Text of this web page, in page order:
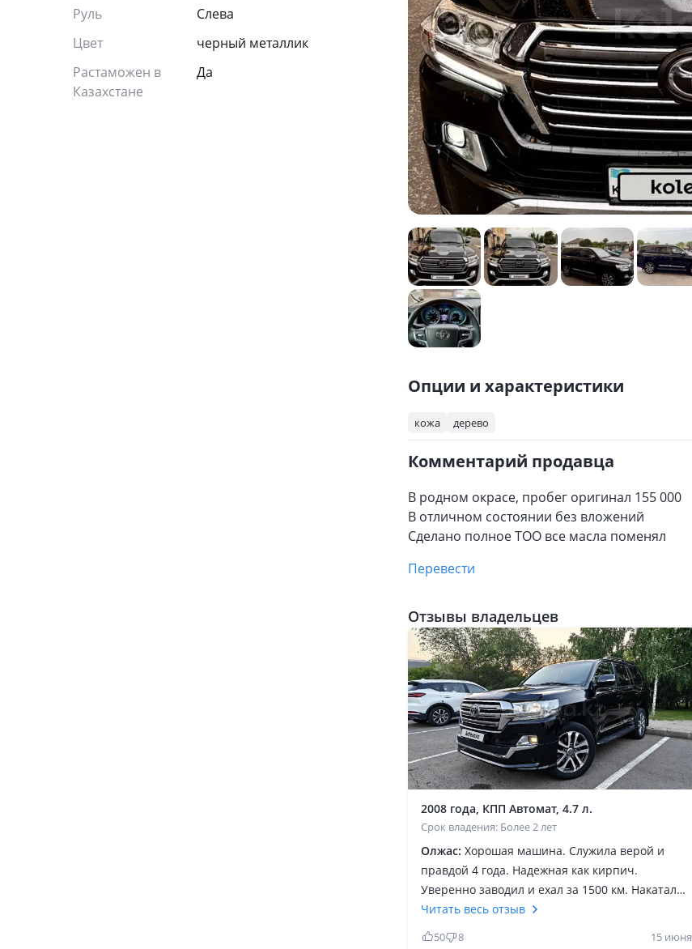
Руль
Слева
Цвет
черный металлик
Растаможен в
Казахстане
Да
Опции и характеристики
кожа дерево
Комментарий продавца
В родном окрасе, пробег оригинал 155 000
В отличном состоянии без вложений
Сделано полное ТОО все масла поменял
Перевести
Отзывы владельцев
2008 года, КПП Автомат, 4.7 л.
Срок владения: Более 2 лет
Олжас: Хорошая машина. Служила верой и
правдой 4 года. Надежная как кирпич.
Уверенно заводил и ехал за 1500 км. Накатал
60 000км пробега. Был на ней в России,
Кыргызстане и юге кз. Просто заводишь и
Читать весь отзыв
50 8 15 июня